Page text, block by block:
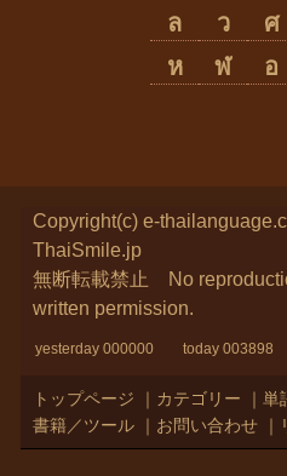
ล
ว ศ
ห
ฬ อ
Copyright(c) e-
ThaiSmile.jp
無断転載禁止 No
written permission.
yesterday 000000 today 003898
トップページ ｜ カテゴリー ｜ 単
書籍／ツール ｜ お問い合わせ ｜